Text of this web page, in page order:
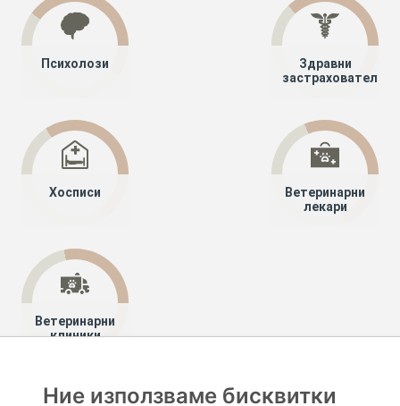
Психолози
Здравни
застрахователи
Хосписи
Ветеринарни
лекари
Ветеринарни
клиники
Специалисти
Ние използваме бисквитки